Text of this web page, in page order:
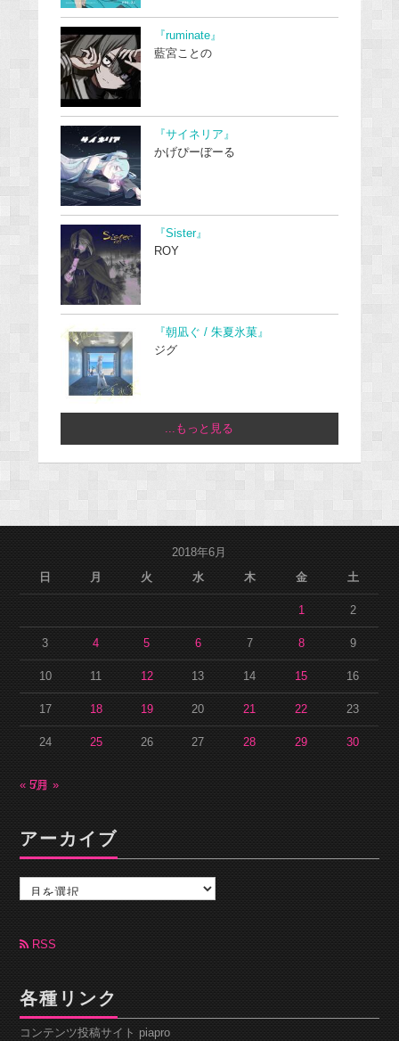
『ruminate』
藍宮ことの
『サイネリア』
かげぴーぼーる
『Sister』
ROY
『朝凪ぐ / 朱夏氷菓』
ジグ
...もっと見る
2018年6月
日
月 火 水 木 金 土
1 2
3 4 5 6 7 8 9
10 11 12 13 14 15 16
17 18 19 20 21 22 23
24 25 26 27 28 29 30
« 5月7月 »
アーカイブ
カ
ブRSS
各種リンク
コンテンツ投稿サイト piapro